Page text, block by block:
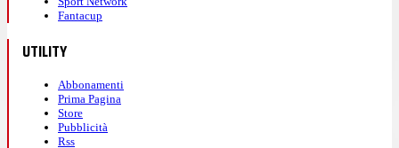
Fantacup
UTILITY
Abbonamenti
Prima Pagina
Store
Pubblicità
Rss